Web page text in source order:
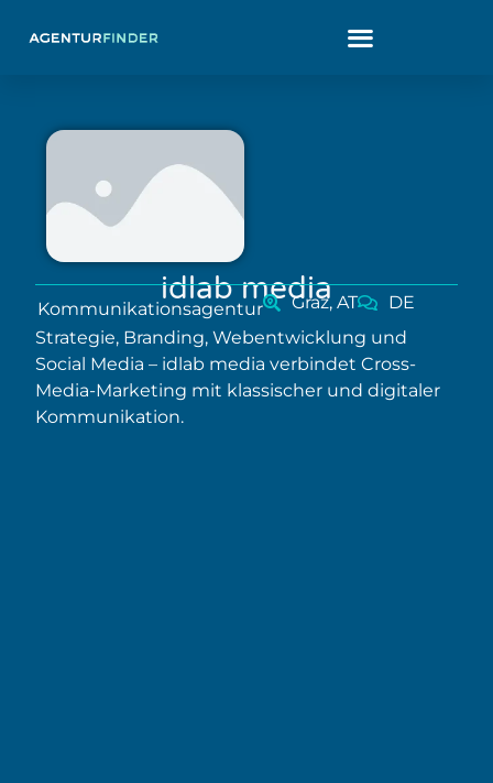
idlab media
Kommunikationsagentur Graz, AT
DE
Strategie, Branding, Webentwicklung und
Social Media – idlab media verbindet Cross-
Media-Marketing mit klassischer und digitaler
Kommunikation.